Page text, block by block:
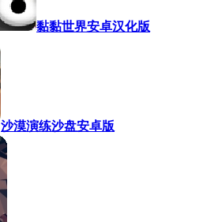
黏黏世界安卓汉化版
沙漠演练沙盘安卓版